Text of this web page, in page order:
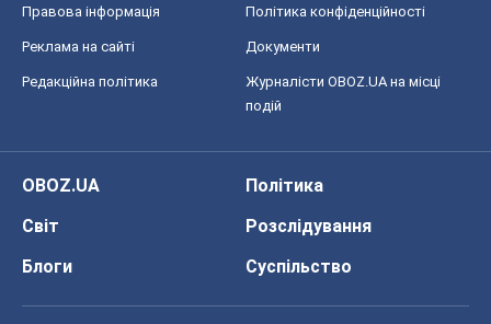
Правова інформація Політика конфіденційності
Реклама на сайті Документи
Редакційна політика
Журналісти OBOZ.UA на місці
подій
OBOZ.UA
Політика
Світ
Розслідування
Блоги
Суспільство